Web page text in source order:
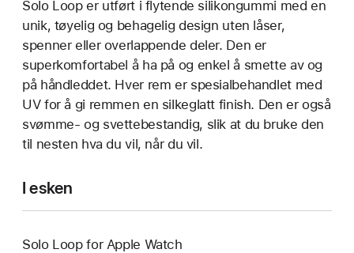
Solo Loop er utført i flytende silikongummi med en
unik, tøyelig og behagelig design uten låser,
spenner eller overlappende deler. Den er
superkomfortabel å ha på og enkel å smette av og
på håndleddet. Hver rem er spesialbehandlet med
UV for å gi remmen en silkeglatt finish. Den er også
svømme- og svettebestandig, slik at du bruke den
til nesten hva du vil, når du vil.
I esken
Solo Loop for Apple Watch